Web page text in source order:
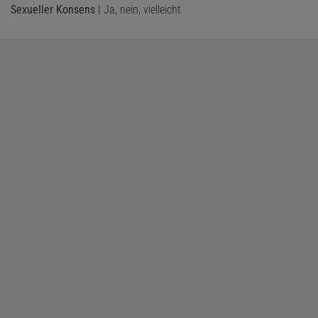
Sexueller Konsens | Ja, nein, vielleicht